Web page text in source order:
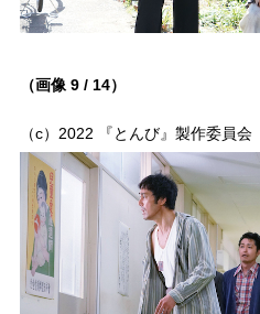
（画像 9 / 14）
（c）2022 『とんび』製作委員会